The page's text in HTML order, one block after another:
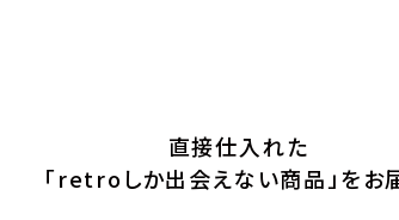
直接仕入れた
「retroしか出会えない商品」をお